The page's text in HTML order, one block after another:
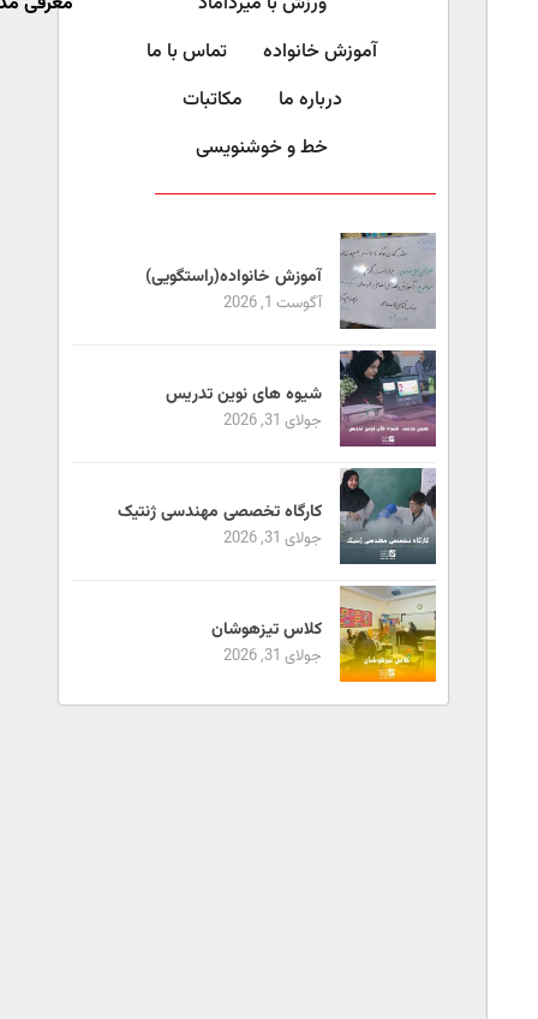
آموزش خانواده
تماس با ما
درباره ما
مکاتبات
خط و خوشنویسی
آموزش خانواده(راستگویی)
آگوست 1, 2026
شیوه های نوین تدریس
جولای 31, 2026
کارگاه تخصصی مهندسی ژنتیک
جولای 31, 2026
کلاس تیزهوشان
جولای 31, 2026